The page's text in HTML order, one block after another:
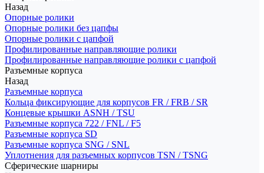
Назад
Опорные ролики
Опорные ролики без цапфы
Опорные ролики с цапфой
Профилированные направляющие ролики
Профилированные направляющие ролики с цапфой
Разъемные корпуса
Назад
Разъемные корпуса
Кольца фиксирующие для корпусов FR / FRB / SR
Концевые крышки ASNH / TSU
Разъемные корпуса 722 / FNL / F5
Разъемные корпуса SD
Разъемные корпуса SNG / SNL
Уплотнения для разъемных корпусов TSN / TSNG
Сферические шарниры